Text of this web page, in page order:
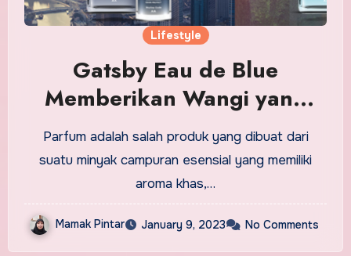
Lifestyle
Gatsby Eau de Blue
Memberikan Wangi yang
Elegan dan Mewah
Parfum adalah salah produk yang dibuat dari
suatu minyak campuran esensial yang memiliki
aroma khas,…
Mamak Pintar January 9, 2023 No Comments